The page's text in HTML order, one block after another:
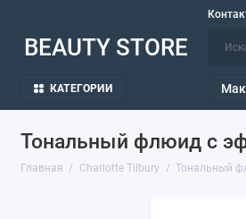
BEAUTY STORE
КАТЕГОРИИ
Тональный флюид с
Главная Charlotte Tilbury Тональный